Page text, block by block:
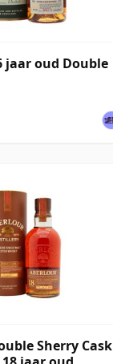
jaar oud Double
Sherry Cask